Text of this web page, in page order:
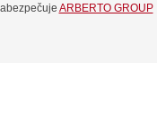
ARBERTO GROUP